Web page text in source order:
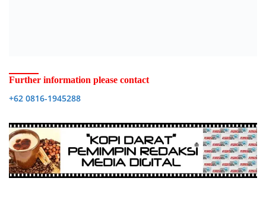
Further information please contact
+62 0816-1945288